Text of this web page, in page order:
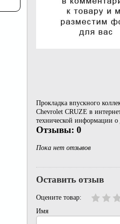
Прокладка впускного
Chevrolet CRUZE в
технической информации о
Отзывы: 0
Пока нет отзывов
Оставить отзыв
Оцените товар:
Имя